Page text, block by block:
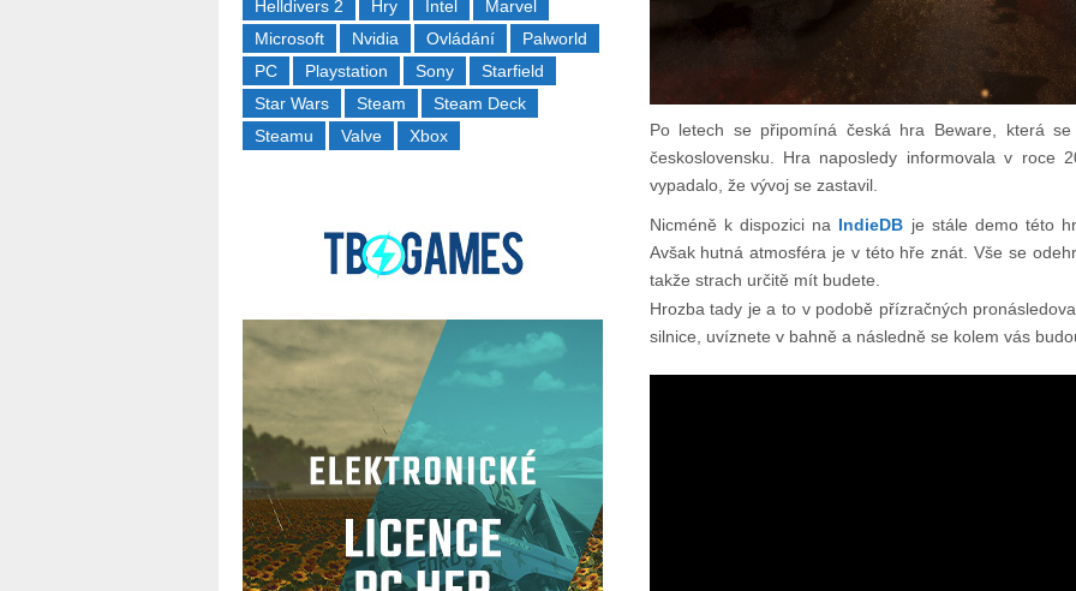
Po letech se připomíná česká hra Beware, která
československu. Hra naposledy informovala v
vypadalo, že vývoj se zastavil.
Nicméně k dispozici na IndieDB je stále demo této
Avšak hutná atmosféra je v této hře znát. Vše se
takže strach určitě mít budete.
Hrozba tady je a to v podobě přízračných
silnice, uvíznete v bahně a následně se kolem vás
Helldivers 2
Hry Intel
Marvel
Microsoft
Nvidia Ovládání
Palworld
PC
Playstation Sony
Starfield
Star Wars
Steam
Steam Deck
Steamu
Valve Xbox